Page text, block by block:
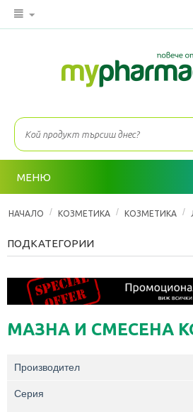
МЕНЮ
НАЧАЛО / КОЗМЕТИКА / КОЗМЕТИКА /
ПОДКАТЕГОРИИ
МАЗНА И СМЕСЕНА
Производител
Серия